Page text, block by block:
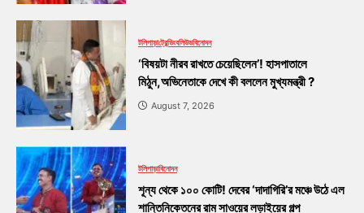
টলিপাড়াট্রেন্ডিংবলিউডবিনোদন
‘বিষয়টা নীরব রাখতে চেয়েছিলেন’! হাসপাতালে
মিঠুন,অভিনেতাকে দেখে কী বললেন মুখ্যমন্ত্রী ?
August 7, 2026
টলিপাড়াবিনোদন
শূন্য থেকে ১০০ কোটি! দেবের ‘দাদাগিরি’র মঞ্চে উঠে এল
শান্তিনিকেতনের রাম সাওয়ের লড়াইয়ের গল্প